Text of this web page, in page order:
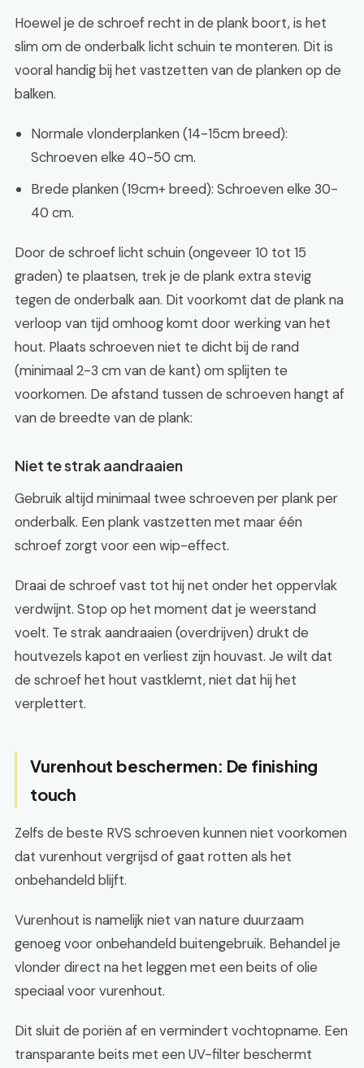
Hoewel je de schroef recht in de plank boort, is het
slim om de onderbalk licht schuin te monteren. Dit is
vooral handig bij het vastzetten van de planken op de
balken.
Normale vlonderplanken (14-15cm breed):
Schroeven elke 40-50 cm.
Brede planken (19cm+ breed): Schroeven elke 30-
40 cm.
Door de schroef licht schuin (ongeveer 10 tot 15
graden) te plaatsen, trek je de plank extra stevig
tegen de onderbalk aan. Dit voorkomt dat de plank na
verloop van tijd omhoog komt door werking van het
hout. Plaats schroeven niet te dicht bij de rand
(minimaal 2-3 cm van de kant) om splijten te
voorkomen. De afstand tussen de schroeven hangt af
van de breedte van de plank:
Niet te strak aandraaien
Gebruik altijd minimaal twee schroeven per plank per
onderbalk. Een plank vastzetten met maar één
schroef zorgt voor een wip-effect.
Draai de schroef vast tot hij net onder het oppervlak
verdwijnt. Stop op het moment dat je weerstand
voelt. Te strak aandraaien (overdrijven) drukt de
houtvezels kapot en verliest zijn houvast. Je wilt dat
de schroef het hout vastklemt, niet dat hij het
verplettert.
Vurenhout beschermen: De finishing
touch
Zelfs de beste RVS schroeven kunnen niet voorkomen
dat vurenhout vergrijsd of gaat rotten als het
onbehandeld blijft.
Vurenhout is namelijk niet van nature duurzaam
genoeg voor onbehandeld buitengebruik. Behandel je
vlonder direct na het leggen met een beits of olie
speciaal voor vurenhout.
Dit sluit de poriën af en vermindert vochtopname. Een
transparante beits met een UV-filter beschermt